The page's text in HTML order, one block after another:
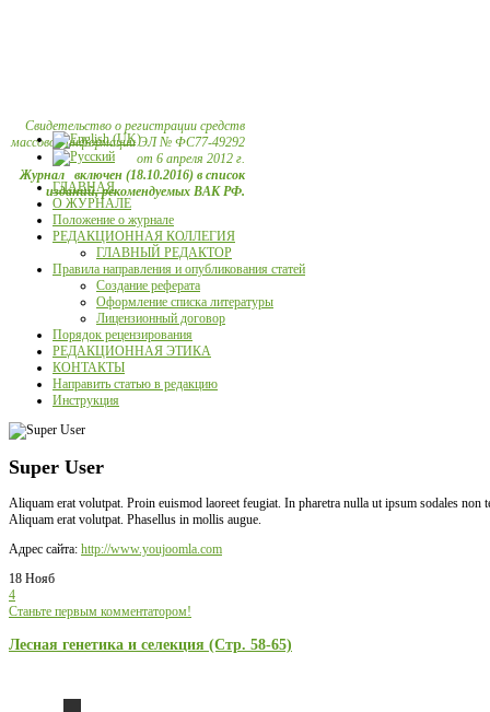
Свидетельство о регистрации средств
массовой информации ЭЛ № ФС77-49292
от 6 апреля 2012 г.
Журнал включен (18.10.2016) в список
изданий, рекомендуемых ВАК РФ.
ГЛАВНАЯ
О ЖУРНАЛЕ
Положение о журнале
РЕДАКЦИОННАЯ КОЛЛЕГИЯ
ГЛАВНЫЙ РЕДАКТОР
Правила направления и опубликования статей
Создание реферата
Оформление списка литературы
Лицензионный договор
Порядок рецензирования
РЕДАКЦИОННАЯ ЭТИКА
КОНТАКТЫ
Направить статью в редакцию
Инструкция
Super User
Aliquam erat volutpat. Proin euismod laoreet feugiat. In pharetra nulla ut ipsum sodales
Aliquam erat volutpat. Phasellus in mollis augue.
Адрес сайта: http://www.youjoomla.com
18 Нояб
4
Станьте первым комментатором!
Лесная генетика и селекция (Стр. 58-65)